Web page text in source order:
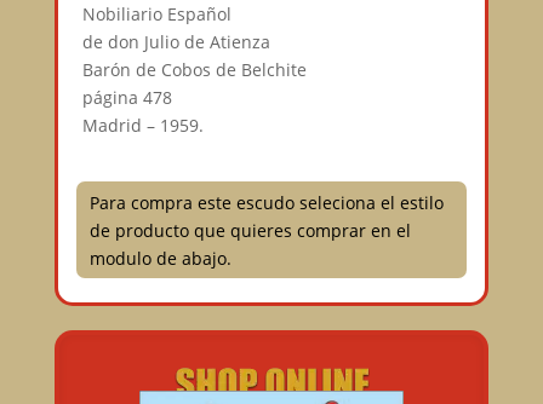
Nobiliario Español⠀
de don Julio de Atienza⠀
Barón de Cobos de Belchite⠀
página 478⠀
Madrid – 1959.
Para compra este escudo seleciona el estilo
de producto que quieres comprar en el
modulo de abajo.